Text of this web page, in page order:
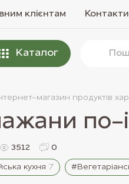
клієнтам Контакти
Каталог
магазин продуктів
по-
3512 0
кухня 7